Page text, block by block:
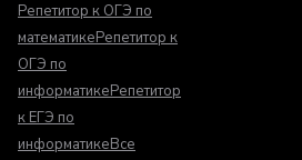
Репетитор к ОГЭ по
математикеРепетитор к
ОГЭ по
информатикеРепетитор
к ЕГЭ по
информатикеВсе